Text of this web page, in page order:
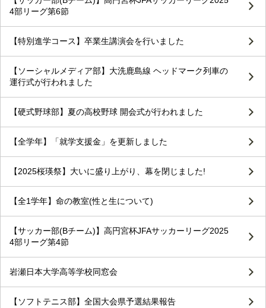
4部リーグ第6節
【特別進学コース】卒業生講演会を行いました
【ソーシャルメディア部】大洗鹿島線 ヘッドマーク列車の
運行式が行われました
【硬式野球部】夏の高校野球 開会式が行われました
【全学年】「就学支援金」を更新しました
【2025桜瑛祭】大いに盛り上がり、幕を閉じました!
【全1学年】命の教室(性と生について)
【サッカー部(Bチーム)】高円宮杯JFAサッカーリーグ2025
4部リーグ第4節
岩瀬日本大学高等学校同窓会
【ソフトテニス部】全国大会県予選結果報告